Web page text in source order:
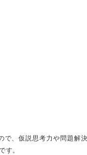
、仮説思考力や問題解
す。